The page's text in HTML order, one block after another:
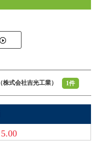
（株式会社吉光工業） 1件
5.00